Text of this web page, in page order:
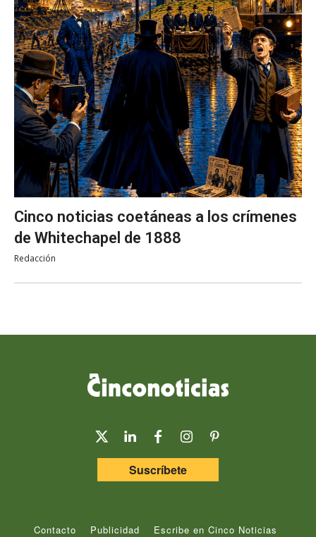
Cinco noticias coetáneas a los crímenes
de Whitechapel de 1888
Redacción
Suscríbete
Contacto Publicidad Escribe en Cinco Noticias